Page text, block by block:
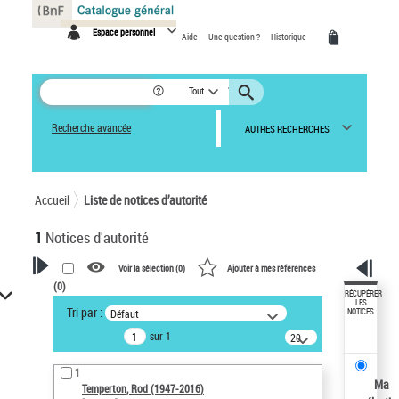
Espace personnel Aide Une question ? Historique
Tout
Recherche avancée AUTRES RECHERCHES
Accueil Liste de notices d’autorité
1 Notices d'autorité
VOTRE RECHERCHE
Recherche avancée dans les
notices d’autorité
Œuvres liées à l'auteur :
Temperton, Rod (1947-2016)
Voir la sélection (0) Ajouter à mes références
(0)
Tri par : Défaut
sur 1
20
résultats/page
1
Temperton, Rod (1947-2016)
RÉCUPÉRER
LES
NOTICES
Ma
Panneau de gestion des cookies